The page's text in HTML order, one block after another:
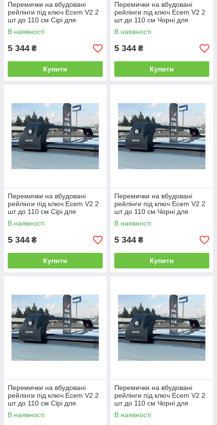
Перемички на вбудовані
рейлінги під ключ Ecem V2 2
шт до 110 см Сірі для
Genesis GV60 2022- рр
В наявності
5 344 ₴
Купити
Перемички на вбудовані
рейлінги під ключ Ecem V2 2
шт до 110 см Чорні для
Genesis GV60 2022- рр
В наявності
5 344 ₴
Купити
Перемички на вбудовані
рейлінги під ключ Ecem V2 2
шт до 110 см Сірі для
Genesis GV70 2020- рр
В наявності
5 344 ₴
Купити
Перемички на вбудовані
рейлінги під ключ Ecem V2 2
шт до 110 см Чорні для
Genesis GV70 2020- рр
В наявності
5 344 ₴
Купити
Перемички на вбудовані
рейлінги під ключ Ecem V2 2
шт до 110 см Сірі для
Genesis GV80 2020- рр
В наявності
Перемички на вбудовані
рейлінги під ключ Ecem V2 2
шт до 110 см Чорні для
Genesis GV80 2020- рр
В наявності